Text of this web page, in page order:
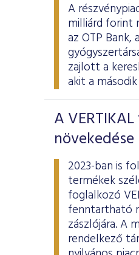
A
milliárd forint
az OTP
zajlott a
akit a
A
növekedése
2023-ban is
termékek
foglalkozó
fenntartható
zászlójára. A
rendelkező